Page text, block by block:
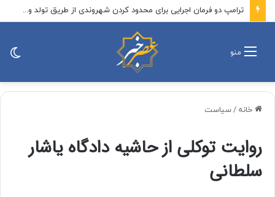
علم الهدی: افرادی که می‌گویند جنگ را تمام کنید، مانند منافقین هستند
منو
خانه /سیاست
روایت توکلی از حاشیه دادگاه یاشار
سلطانی